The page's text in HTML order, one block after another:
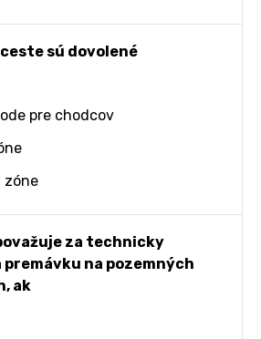
sú dovolené
pre chodcov
zóne
za technicky
premávku na pozemných
ak